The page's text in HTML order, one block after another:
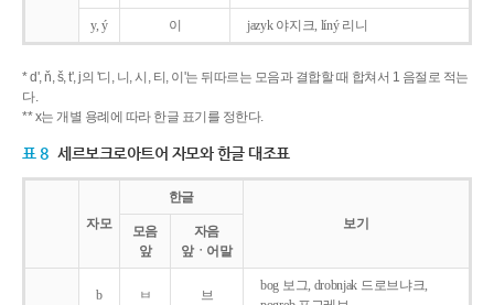
y, ý 이 jazyk야지크, líný 리니
* d', ň, š, t', j의 '디, 니, 시, 티, 이'는 뒤따르는 모음과 결합할 때 합쳐서 1 음절로 적는
다.
** x는 개별 용례에 따라 한글 표기를 정한다.
표 8 세르보크로아트어 자모와 한글 대조표
자모
한글
보기
모음
앞
자음
앞ㆍ어말
b ㅂ 브
bog 보그, drobnjak 드로브냐크,